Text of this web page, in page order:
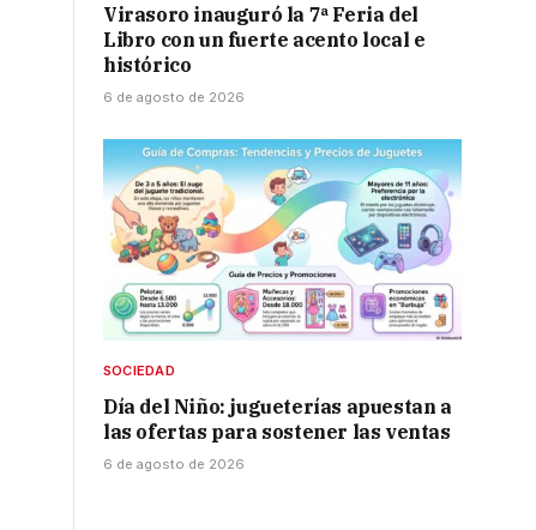
Virasoro inauguró la 7ª Feria del
Libro con un fuerte acento local e
histórico
6 de agosto de 2026
SOCIEDAD
Día del Niño: jugueterías apuestan a
las ofertas para sostener las ventas
6 de agosto de 2026